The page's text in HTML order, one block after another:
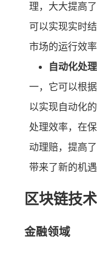
理，大大提高
可以实现实时
市场的运行效率
自动化处理
一，它可以根
以实现自动化
处理效率，在
动理赔，提高
带来了新的机遇
区块链技
金融领域